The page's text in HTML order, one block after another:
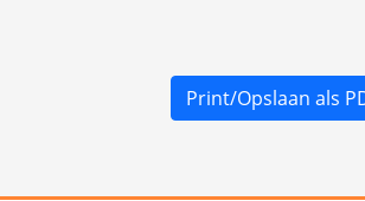
Print/Opslaan als